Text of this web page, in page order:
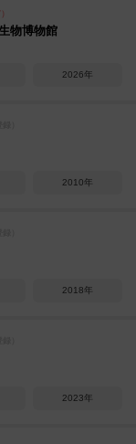
物博物館
2026年
2010年
2018年
2023年